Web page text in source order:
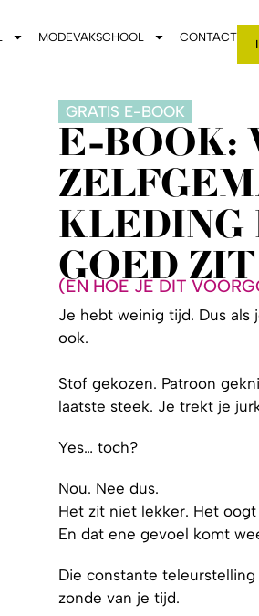
MODEVAKSCHOOL CONTACT
GRATIS E-BOOK
E-BOOK:
KLEDING
GOED ZIT
(EN HOE JE DIT
Je hebt weinig tijd. Dus als
ook.
Stof gekozen. Patroon
laatste steek. Je trekt je
Yes… toch?
Nou. Nee dus.
Het zit niet lekker. Het
En dat ene gevoel komt
Die constante
zonde van je tijd.